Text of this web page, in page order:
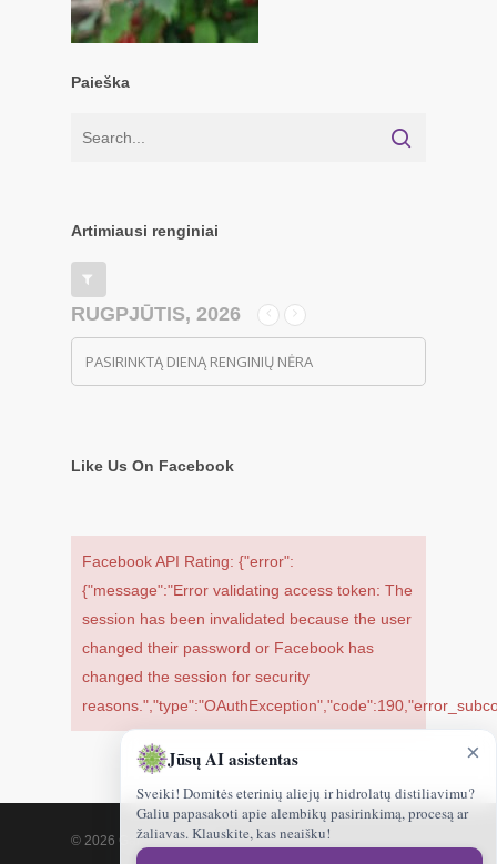
Paieška
Artimiausi renginiai
RUGPJŪTIS, 2026
PASIRINKTĄ DIENĄ RENGINIŲ NĖRA
Like Us On Facebook
Facebook API Rating: {"error":
{"message":"Error validating access token: The
session has been invalidated because the user
changed their password or Facebook has
changed the session for security
© 2026 Gamtoskvapai.lt.
×
Jūsų AI asistentas
Sveiki! Domitės eterinių aliejų ir hidrolatų distiliavimu?
Galiu papasakoti apie alembikų pasirinkimą, procesą ar
žaliavas. Klauskite, kas neaišku!